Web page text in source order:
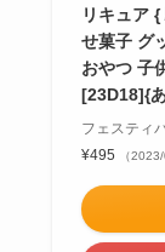
リキュア
せ菓子 グ
おやつ 子
[23D18]{
フェスティ
¥495
（